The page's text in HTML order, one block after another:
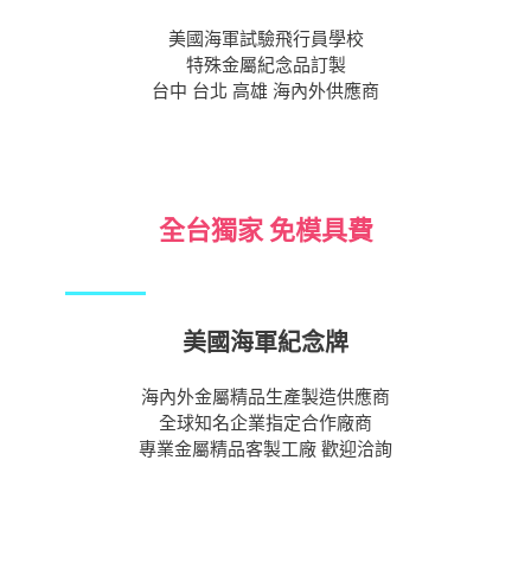
美國海軍試驗飛行員學校
特殊金屬紀念品訂製
台中 台北 高雄 海內外供應商
全台獨家 免模具費
美國海軍紀念牌
海內外金屬精品生產製造供應商
全球知名企業指定合作廠商
專業金屬精品客製工廠 歡迎洽詢